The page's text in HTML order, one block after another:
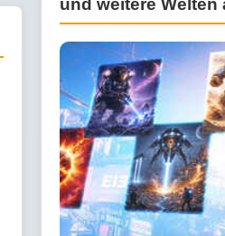
und weitere Welten